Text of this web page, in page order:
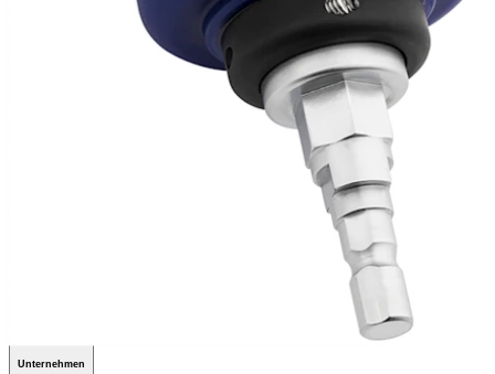
Schulterendoprothetik Hand und Handgelenk
Herz-Thoraxchirurgie
Unser klinisches Personal stellt sich
Unternehmen